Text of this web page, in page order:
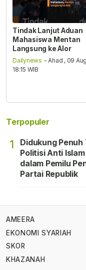
Tindak Lanjut Aduan
Mahasiswa Mentan
Langsung ke Alor
Dailynews - Ahad , 09
18:15 WIB
Terpopuler
1
Didukung Penuh
Politisi Anti
dalam Pemilu
Partai Republik
AMEERA
EKONOMI SYARIAH
SKOR
KHAZANAH